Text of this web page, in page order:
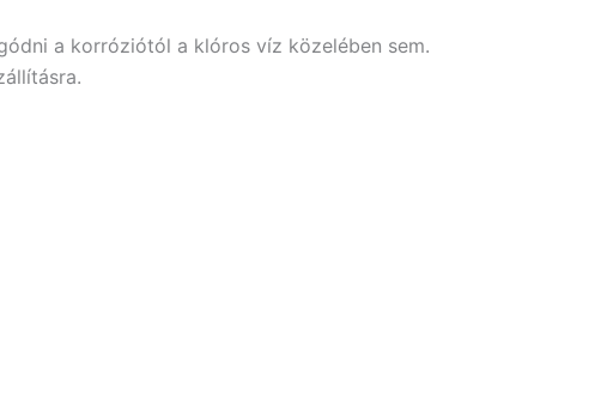
a korróziótól a klóros víz közelében sem.